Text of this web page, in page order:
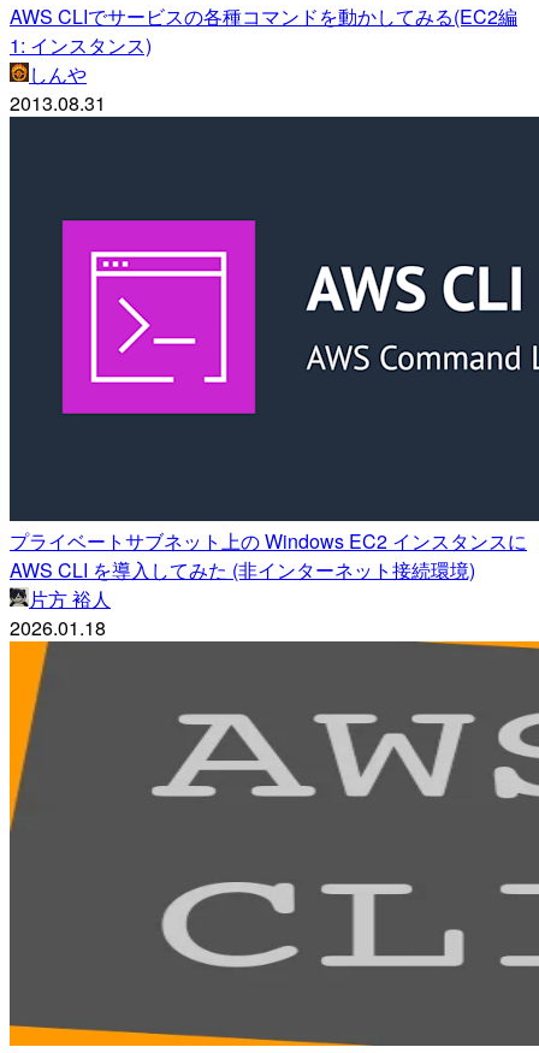
AWS CLIでサービスの各種コマンドを動かしてみる(EC2編
1: インスタンス)
しんや
2013.08.31
プライベートサブネット上の Windows EC2 インスタンスに
AWS CLI を導入してみた (非インターネット接続環境)
片方 裕人
2026.01.18